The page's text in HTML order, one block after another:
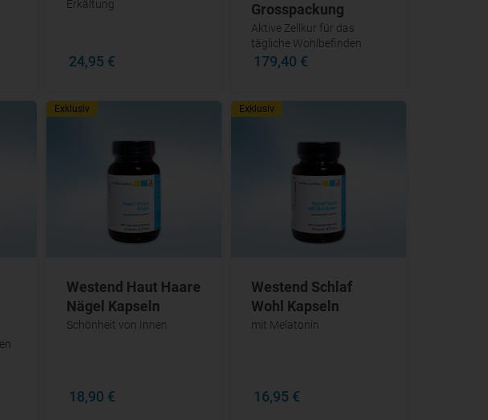
Erkältung
24,95 €
Grosspackung
Aktive Zellkur für das
tägliche Wohlbefinden
179,40 €
Exklusiv
Westend Haut Haare
Nägel Kapseln
Schönheit von Innen
18,90 €
Exklusiv
Westend Schlaf
Wohl Kapseln
mit Melatonin
16,95 €